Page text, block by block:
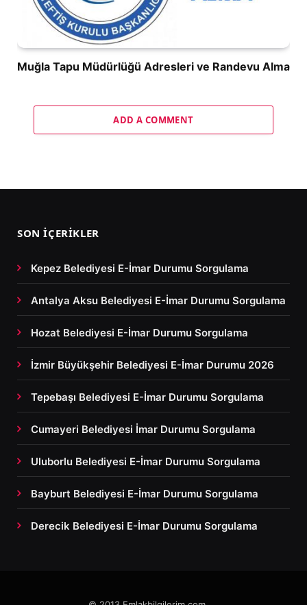
Muğla Tapu Müdürlüğü Adresleri ve Randevu Alma
ADD A COMMENT
SON İÇERIKLER
Kepez Belediyesi E-İmar Durumu Sorgulama
Antalya Aksu Belediyesi E-İmar Durumu Sorgulama
Hozat Belediyesi E-İmar Durumu Sorgulama
İzmir Büyükşehir Belediyesi E-İmar Durumu 2026
Tepebaşı Belediyesi E-İmar Durumu Sorgulama
Cumayeri Belediyesi İmar Durumu Sorgulama
Uluborlu Belediyesi E-İmar Durumu Sorgulama
Bayburt Belediyesi E-İmar Durumu Sorgulama
Derecik Belediyesi E-İmar Durumu Sorgulama